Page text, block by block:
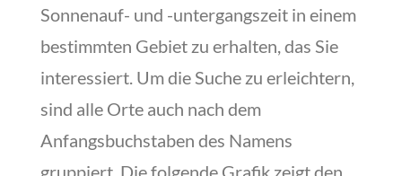
Sonnenauf- und -untergangszeit in einem
bestimmten Gebiet zu erhalten, das Sie
interessiert. Um die Suche zu erleichtern,
sind alle Orte auch nach dem
Anfangsbuchstaben des Namens
gruppiert. Die folgende Grafik zeigt den